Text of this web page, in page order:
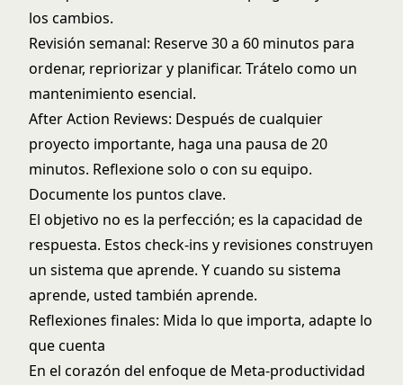
los cambios.
Revisión semanal: Reserve 30 a 60 minutos para
ordenar, repriorizar y planificar. Trátelo como un
mantenimiento esencial.
After Action Reviews: Después de cualquier
proyecto importante, haga una pausa de 20
minutos. Reflexione solo o con su equipo.
Documente los puntos clave.
El objetivo no es la perfección; es la capacidad de
respuesta. Estos check-ins y revisiones construyen
un sistema que aprende. Y cuando su sistema
aprende, usted también aprende.
Reflexiones finales: Mida lo que importa, adapte lo
que cuenta
En el corazón del enfoque de Meta-productividad